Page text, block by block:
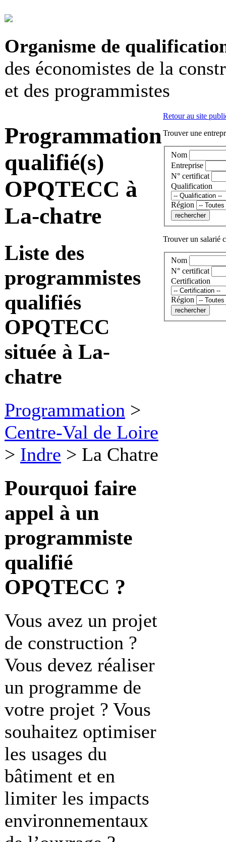
Organisme de
des économistes de la
et des programmistes
Programmation
qualifié(s)
OPQTECC à
La-chatre
Liste des
programmistes
qualifiés
OPQTECC
située à La-
chatre
Programmation >
Centre-Val de Loire
> Indre > La Chatre
Pourquoi faire
appel à un
programmiste
qualifié
OPQTECC ?
Vous avez un projet
de construction ?
Vous devez réaliser
un programme de
votre projet ? Vous
souhaitez optimiser
les usages du
bâtiment et en
limiter les impacts
environnementaux
Retour au site
Trouver une
Nom
Entreprise
N° certificat
Qualification
Région
Trouver un salarié
Nom
N° certificat
Certification
Région